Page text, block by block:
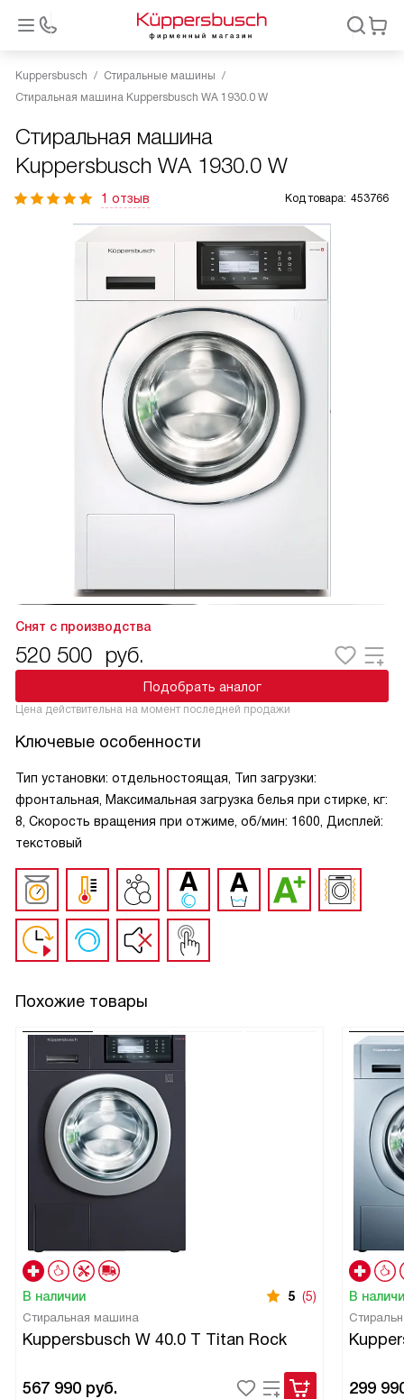
Kuppersbusch
Стиральные машины
Стиральная машина Kuppersbusch WA 1930.0 W
Стиральная машина
Kuppersbusch WA 1930.0 W
1 отзыв Код товара: 453766
Снят с производства
520 500 руб.
Подобрать аналог
Цена действительна на момент последней продажи
Ключевые особенности
Тип установки: отдельностоящая, Тип загрузки:
фронтальная, Максимальная загрузка белья при стирке, кг:
8, Скорость вращения при отжиме, об/мин: 1600, Дисплей:
текстовый
Похожие товары
В наличии 5 (5)
Стиральная машина
Kuppersbusch W 40.0 T Titan Rock
567 990 руб.
В
299